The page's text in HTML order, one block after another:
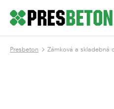
Presbeton Zámková a skladebná